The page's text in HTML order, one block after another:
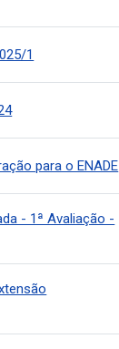
1
para o ENADE
- 1ª Avaliação -